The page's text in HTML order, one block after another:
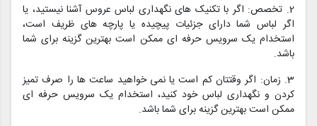
2. تخصص: اگر با تکنیک های نگهداری لباس عروس آشنا نیستید، یا
اگر لباس شما دارای جزئیات پیچیده یا پارچه های ظریف است،
استخدام یک سرویس حرفه ای ممکن است بهترین گزینه برای شما
باشد.
3. زمان: اگر وقتتان کم است یا نمی خواهید ساعت ها را صرف تمیز
کردن و نگهداری لباس خود کنید، استخدام یک سرویس حرفه ای
ممکن است بهترین گزینه برای شما باشد.